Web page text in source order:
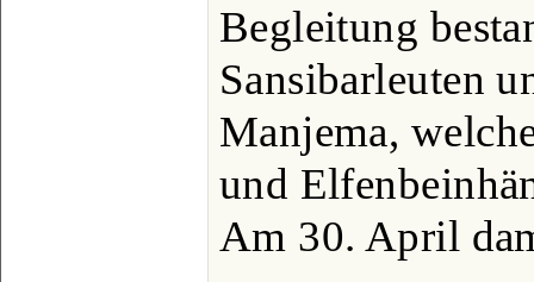
Begleitung
Sansibarleuten
Manjema,
und
Am 30. April